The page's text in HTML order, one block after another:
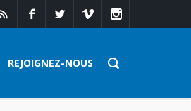
REJOIGNEZ-NOUS